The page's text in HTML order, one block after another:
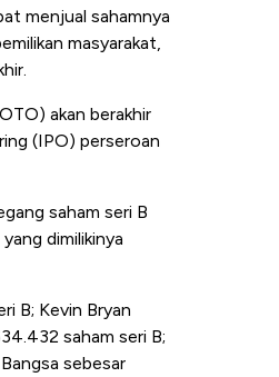
menjual sahamnya
masyarakat,
akan berakhir
(IPO) perseroan
saham seri B
dimilikinya
B; Kevin Bryan
saham seri B;
sebesar